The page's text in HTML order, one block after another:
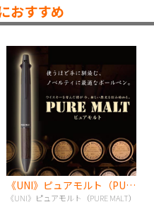
おすすめ
《UNI》ピュアモルト（PURE MALT）
《UNI》ピュアモルト（PURE MALT）